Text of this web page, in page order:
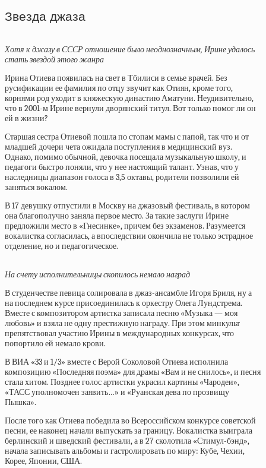
Звезда джаза
Хотя к джазу в СССР отношение было неоднозначным, Ирине удалось
стать звездой этого жанра
Ирина Отиева появилась на свет в Тбилиси в семье врачей. Без
русификации ее фамилия по отцу звучит как Отиян, кроме того,
корнями род уходит в княжескую династию Аматуни. Неудивительно,
что в 2001-м Ирине вернули дворянский титул. Вот только помог ли он
ей в жизни?
Старшая сестра Отиевой пошла по стопам мамы с папой, так что и от
младшей дочери чета ожидала поступления в медицинский вуз.
Однако, помимо обычной, девочка посещала музыкальную школу, и
педагоги быстро поняли, что у нее настоящий талант. Узнав, что у
наследницы диапазон голоса в 3,5 октавы, родители позволили ей
заняться вокалом.
В 17 девушку отпустили в Москву на джазовый фестиваль, в котором
она благополучно заняла первое место. За такие заслуги Ирине
предложили место в «Гнесинке», причем без экзаменов. Разумеется
вокалистка согласилась, а впоследствии окончила не только эстрадное
отделение, но и педагогическое.
На счету исполнительницы скопилось немало наград
В студенчестве певица солировала в джаз-ансамбле Игоря Бриля, ну а
на последнем курсе присоединилась к оркестру Олега Лундстрема.
Вместе с композитором артистка записала песню «Музыка — моя
любовь» и взяла не одну престижную награду. При этом минкульт
препятствовал участию Ирины в международных конкурсах, что
попортило ей немало крови.
В ВИА «33 и 1/3» вместе с Верой Соколовой Отиева исполнила
композицию «Последняя поэма» для драмы «Вам и не снилось», и песня
стала хитом. Позднее голос артистки украсил картины «Чародеи»,
«ТАСС уполномочен заявить…» и «Руанская дева по прозвищу
Пышка».
После того как Отиева победила во Всероссийском конкурсе советской
песни, ее наконец начали выпускать за границу. Вокалистка выиграла
берлинский и шведский фестивали, а в 27 сколотила «Стимул-бэнд»,
начала записывать альбомы и гастролировать по миру: Кубе, Чехии,
Корее, Японии, США.